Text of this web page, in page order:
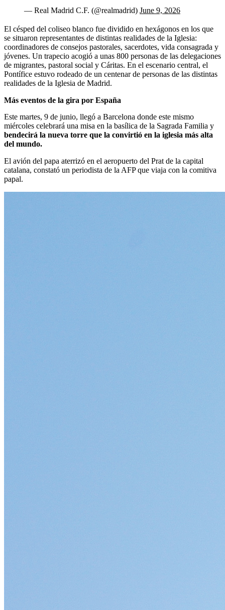
— Real Madrid C.F. (@realmadrid) June 9, 2026
El césped del coliseo blanco fue dividido en hexágonos en los que
se situaron representantes de distintas realidades de la Iglesia:
coordinadores de consejos pastorales, sacerdotes, vida consagrada y
jóvenes. Un trapecio acogió a unas 800 personas de las delegaciones
de migrantes, pastoral social y Cáritas. En el escenario central, el
Pontífice estuvo rodeado de un centenar de personas de las distintas
realidades de la Iglesia de Madrid.
Más eventos de la gira por España
Este martes, 9 de junio, llegó a Barcelona donde este mismo
miércoles celebrará una misa en la basílica de la Sagrada Familia y
bendecirá la nueva torre que la convirtió en la iglesia más alta
del mundo.
El avión del papa aterrizó en el aeropuerto del Prat de la capital
catalana, constató un periodista de la AFP que viaja con la comitiva
papal.